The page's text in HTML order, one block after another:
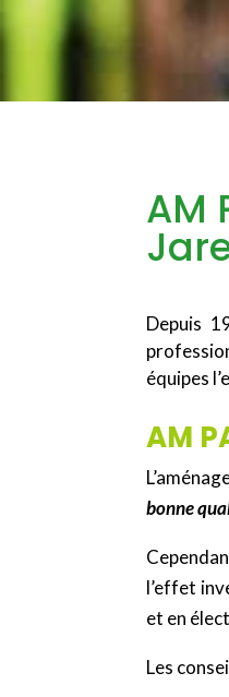
AM
Depuis
équipes
AM
bonne
l’effet
et en
Les